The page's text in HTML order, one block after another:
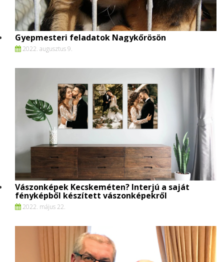
Gyepmesteri feladatok Nagykőrösön
2022. augusztus 9.
Vászonképek Kecskeméten? Interjú a saját
fényképből készített vászonképekről
2022. május 22.